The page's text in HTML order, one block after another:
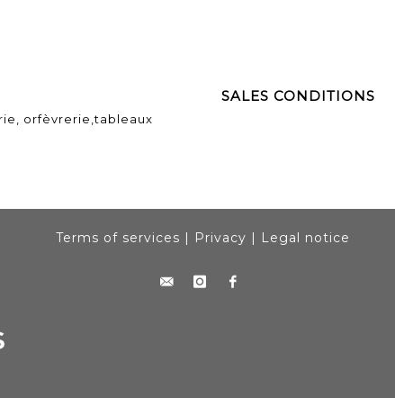
orfèvrerie,tableaux
SALES CONDITIONS
Terms of services | Privacy | Legal notice